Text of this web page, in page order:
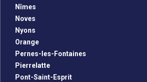
Nîmes
Noves
Nyons
Orange
Pernes-les-Fontaines
Pierrelatte
Pont-Saint-Esprit